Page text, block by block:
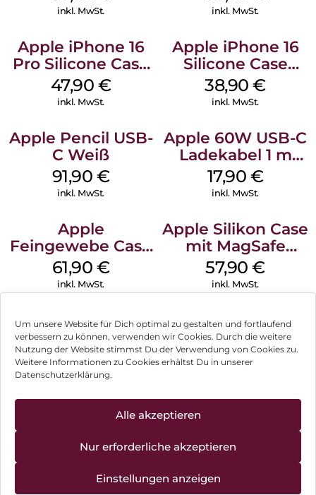
Um unsere Website für Dich optimal zu gestalten und fortlaufend
verbessern zu können, verwenden wir Cookies. Durch die weitere
Nutzung der Website stimmst Du der Verwendung von Cookies zu.
Weitere Informationen zu Cookies erhältst Du in unserer
Datenschutzerklärung.
Alle akzeptieren
Nur erforderliche akzeptieren
Einstellungen anzeigen
Green
inkl. MwSt.
Gray
inkl. MwSt.
Apple iPhone 16
Pro Silicone Case
MagSafe Denim
47,90 €
inkl. MwSt.
Apple iPhone 16
Silicone Case
MagSafe
Ultramarine
38,90€
inkl. MwSt.
Apple Pencil USB-
C Weiß
91,90 €
inkl. MwSt.
Apple 60W USB-C
Ladekabel 1 m
Weiß
17,90 €
inkl. MwSt.
Apple
Feingewebe Case
iPhone 15 Pro
MagSafe Schwarz
61,90 €
inkl. MwSt.
Apple Silikon Case
mit MagSafe
iPhone 14 Pro
(PRODUCT)RED
57,90€
inkl. MwSt.
Impressum
Hinweis zur Batterieentsorgung
Newsletter